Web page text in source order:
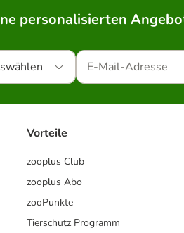
personalisierten
Vorteile
zooplus Club
zooplus Abo
zooPunkte
Tierschutz Programm